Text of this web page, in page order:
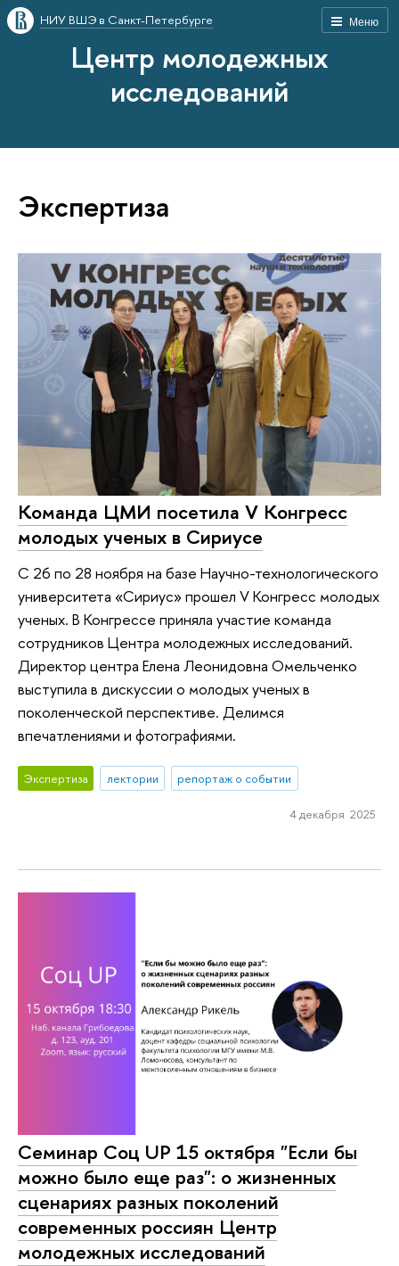
Меню
НИУ ВШЭ в Санкт-Петербурге
Центр молодежных
исследований
Экспертиза
Команда ЦМИ посетила V Конгресс
молодых ученых в Сириусе
С 26 по 28 ноября на базе Научно-технологического
университета «Сириус» прошел V Конгресс молодых
ученых. В Конгрессе приняла участие команда
сотрудников Центра молодежных исследований.
Директор центра Елена Леонидовна Омельченко
выступила в дискуссии о молодых ученых в
поколенческой перспективе. Делимся
впечатлениями и фотографиями.
Экспертиза лектории репортаж о событии
4 декабря 2025
Семинар Соц UP 15 октября "Если бы
можно было еще раз": о жизненных
сценариях разных поколений
современных россиян Центр
молодежных исследований